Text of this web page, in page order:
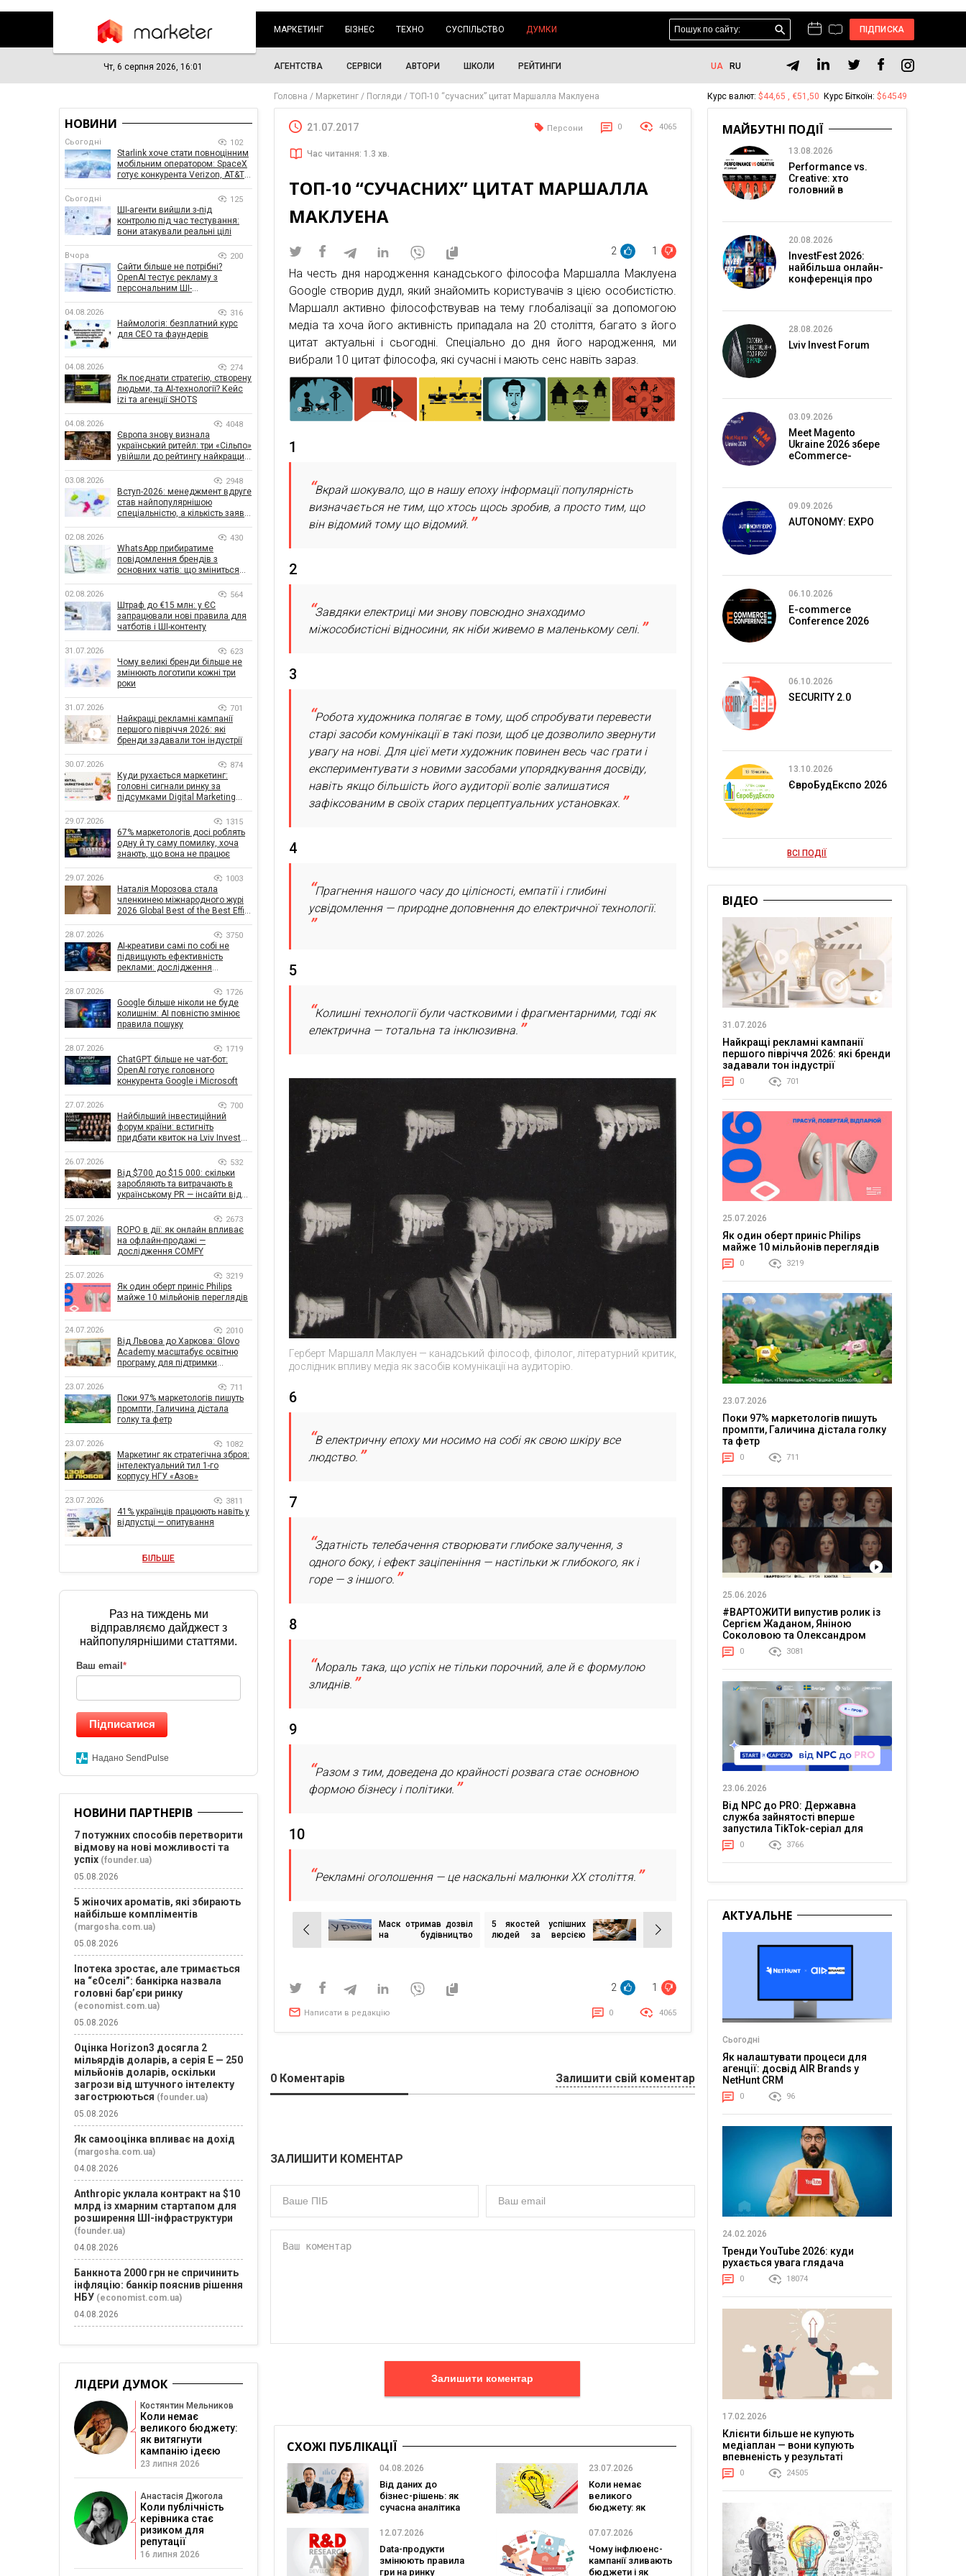
МАРКЕТИНГ БІЗНЕС ТЕХНО СУСПІЛЬСТВО ДУМКИ ПІДПИСКА
Чт, 6 серпня 2026, 16:01 АГЕНТСТВА СЕРВІСИ АВТОРИ ШКОЛИ РЕЙТИНГИ UA RU
Головна Маркетинг Погляди ТОП-10 “сучасних” цитат Маршалла Маклуена
21.07.2017 Персони 0 4065
Час читання: 1.3 хв.
ТОП-10 “СУЧАСНИХ” ЦИТАТ МАРШАЛЛА
МАКЛУЕНА
2 1
На честь дня народження канадського філософа Маршалла Маклуена
Google створив дудл, який знайомить користувачів з цією особистістю.
Маршалл активно філософствував на тему глобалізації за допомогою
медіа та хоча його активність припадала на 20 століття, багато з його
цитат актуальні і сьогодні. Спеціально до дня його народження, ми
вибрали 10 цитат філософа, які сучасні і мають сенс навіть зараз.
1
Вкрай шокувало, що в нашу епоху інформації популярність
визначається не тим, що хтось щось зробив, а просто тим, що
він відомий тому що відомий.
2
Завдяки електриці ми знову повсюдно знаходимо
міжособистісні відносини, як ніби живемо в маленькому селі.
3
Робота художника полягає в тому, щоб спробувати перевести
старі засоби комунікації в такі пози, щоб це дозволило звернути
увагу на нові. Для цієї мети художник повинен весь час грати і
експериментувати з новими засобами упорядкування досвіду,
навіть якщо більшість його аудиторії воліє залишатися
зафіксованим в своїх старих перцептуальних установках.
4
Прагнення нашого часу до цілісності, емпатії і глибині
усвідомлення — природне доповнення до електричної технології.
5
Колишні технології були частковими і фрагментарними, тоді як
електрична — тотальна та інклюзивна.
Герберт Маршалл Маклуен — канадський філософ, філолог, літературний критик,
дослідник впливу медіа як засобів комунікації на аудиторію.
6
В електричну епоху ми носимо на собі як свою шкіру все
людство.
7
Здатність телебачення створювати глибоке залучення, з
одного боку, і ефект заціпеніння — настільки ж глибокого, як і
горе — з іншого.
8
Мораль така, що успіх не тільки порочний, але й є формулою
злиднів.
9
Разом з тим, доведена до крайності розвага стає основною
формою бізнесу і політики.
10
Рекламні оголошення — це наскальні малюнки ХХ століття.
Навігація
записів
Маск отримав дозвіл
на будівництво
5 якостей успішних
людей за версією
2 1
Написати в редакцію 0 4065
0 Коментарів Залишити свій коментар
ЗАЛИШИТИ КОМЕНТАР
Залишити коментар
СХОЖІ ПУБЛІКАЦІЇ
04.08.2026
Від даних до
бізнес-рішень: як
сучасна аналітика
23.07.2026
Коли немає
великого
бюджету: як
кампанію ідеєю
12.07.2026
Data-продукти
змінюють правила
гри на ринку
07.07.2026
Чому інфлюенс-
кампанії зливають
бюджети і як
НОВИНИ
Сьогодні 102
Starlink хоче стати повноцінним
мобільним оператором: SpaceX
готує конкурента Verizon, AT&T і
Сьогодні 125
ШІ-агенти вийшли з-під
контролю під час тестування:
вони атакували реальні цілі
Вчора 200
Сайти більше не потрібні?
OpenAI тестує рекламу з
персональним ШІ-
04.08.2026 316
Наймологія: безплатний курс
для CEO та фаундерів
04.08.2026 274
Як поєднати стратегію, створену
людьми, та AI-технології? Кейс
izi та агенції SHOTS
04.08.2026 4048
Європа знову визнала
український ритейл: три «Сільпо»
увійшли до рейтингу найкращих
03.08.2026 2948
Вступ-2026: менеджмент вдруге
став найпопулярнішою
спеціальністю, а кількість заяв
02.08.2026 430
WhatsApp прибиратиме
повідомлення брендів з
основних чатів: що зміниться
02.08.2026 564
Штраф до €15 млн: у ЄС
запрацювали нові правила для
чатботів і ШІ-контенту
31.07.2026 623
Чому великі бренди більше не
змінюють логотипи кожні три
роки
31.07.2026 701
Найкращі рекламні кампанії
першого півріччя 2026: які
бренди задавали тон індустрії
30.07.2026 874
Куди рухається маркетинг:
головні сигнали ринку за
підсумками Digital Marketing
29.07.2026 1315
67% маркетологів досі роблять
одну й ту саму помилку, хоча
знають, що вона не працює
29.07.2026 1003
Наталія Морозова стала
членкинею міжнародного журі
2026 Global Best of the Best Effie
28.07.2026 3750
AI-креативи самі по собі не
підвищують ефективність
реклами: дослідження
впливає на ефективність
кампаній
28.07.2026 1726
Google більше ніколи не буде
колишнім: AI повністю змінює
правила пошуку
28.07.2026 1719
ChatGPT більше не чат-бот:
OpenAI готує головного
конкурента Google і Microsoft
27.07.2026 700
Найбільший інвестиційний
форум країни: встигніть
придбати квиток на Lviv Invest
26.07.2026 532
Від $700 до $15 000: скільки
заробляють та витрачають в
українському PR — інсайти від
25.07.2026 2673
ROPO в дії: як онлайн впливає
на офлайн-продажі —
дослідження COMFY
25.07.2026 3219
Як один оберт приніс Philips
майже 10 мільйонів переглядів
24.07.2026 2010
Від Львова до Харкова: Glovo
Academy масштабує освітню
програму для підтримки
23.07.2026 711
Поки 97% маркетологів пишуть
промпти, Галичина дістала
голку та фетр
23.07.2026 1082
Маркетинг як стратегічна зброя:
інтелектуальний тил 1-го
корпусу НГУ «Азов»
23.07.2026 3811
41% українців працюють навіть у
відпустці — опитування
БІЛЬШЕ
Раз на тиждень ми
відправляємо дайджест з
найпопулярнішими статтями.
Ваш email *
Підписатися
Надано SendPulse
НОВИНИ ПАРТНЕРІВ
7 потужних способів перетворити
відмову на нові можливості та
успіх (founder.ua)
05.08.2026
5 жіночих ароматів, які збирають
найбільше компліментів
(margosha.com.ua)
05.08.2026
Іпотека зростає, але тримається
на “єОселі”: банкірка назвала
головні бар’єри ринку
(economist.com.ua)
05.08.2026
Оцінка Horizon3 досягла 2
мільярдів доларів, а серія E — 250
мільйонів доларів, оскільки
загрози від штучного інтелекту
загострюються (founder.ua)
05.08.2026
Як самооцінка впливає на дохід
(margosha.com.ua)
04.08.2026
Anthropic уклала контракт на $10
млрд із хмарним стартапом для
розширення ШІ-інфраструктури
(founder.ua)
04.08.2026
Банкнота 2000 грн не спричинить
інфляцію: банкір пояснив рішення
НБУ (economist.com.ua)
04.08.2026
ЛІДЕРИ ДУМОК
Костянтин Мельников
Коли немає
великого бюджету:
як витягнути
кампанію ідеєю
23 липня 2026
Анастасія Джогола
Коли публічність
керівника стає
ризиком для
репутації
16 липня 2026
Курс валют: $44,65 , €51,50 Курс Біткоїн: $64549
МАЙБУТНІ ПОДІЇ
13.08.2026
Performance vs.
Creative: хто
головний в
20.08.2026
InvestFest 2026:
найбільша онлайн-
конференція про
28.08.2026
Lviv Invest Forum
03.09.2026
Meet Magento
Ukraine 2026 збере
eCommerce-
09.09.2026
AUTONOMY: EXPO
06.10.2026
E-commerce
Conference 2026
06.10.2026
SECURITY 2.0
13.10.2026
ЄвроБудЕкспо 2026
ВСІ ПОДІЇ
ВІДЕО
31.07.2026
Найкращі рекламні кампанії
першого півріччя 2026: які бренди
задавали тон індустрії
0 701
25.07.2026
Як один оберт приніс Philips
майже 10 мільйонів переглядів
0 3219
23.07.2026
Поки 97% маркетологів пишуть
промпти, Галичина дістала голку
та фетр
0 711
25.06.2026
#ВАРТОЖИТИ випустив ролик із
Сергієм Жаданом, Яніною
Соколовою та Олександром
Тереном про життя в постійній
напрузі
0 3081
23.06.2026
Від NPC до PRO: Державна
служба зайнятості вперше
запустила TikTok-серіал для
молоді
0 3766
АКТУАЛЬНЕ
Сьогодні
Як налаштувати процеси для
агенції: досвід AIR Brands у
NetHunt CRM
0 96
24.02.2026
Тренди YouTube 2026: куди
рухається увага глядача
0 18074
17.02.2026
Клієнти більше не купують
медіаплан — вони купують
впевненість у результаті
0 24505